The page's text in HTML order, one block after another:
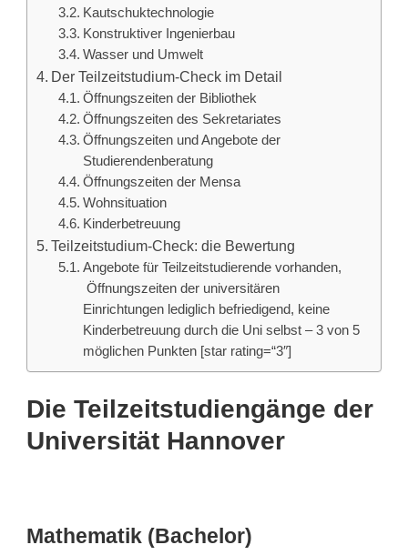
Kautschuktechnologie
Konstruktiver Ingenierbau
Wasser und Umwelt
Der Teilzeitstudium-Check im Detail
Öffnungszeiten der Bibliothek
Öffnungszeiten des Sekretariates
Öffnungszeiten und Angebote der
Studierendenberatung
Öffnungszeiten der Mensa
Wohnsituation
Kinderbetreuung
Teilzeitstudium-Check: die Bewertung
Angebote für Teilzeitstudierende vorhanden,
Öffnungszeiten der universitären
Einrichtungen lediglich befriedigend, keine
Kinderbetreuung durch die Uni selbst – 3 von 5
möglichen Punkten [star rating=“3″]
Die Teilzeitstudiengänge der
Universität Hannover
Mathematik (Bachelor)